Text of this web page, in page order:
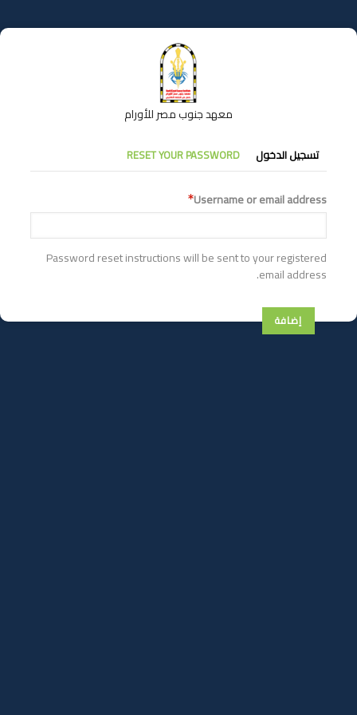
إلى
المحتوى
معهد جنوب مصر للأورام
التبويبات
الأساسية
تسجيل الدخول RESET YOUR PASSWORD
Username or email address
Password reset instructions will be sent to your registered
email address.